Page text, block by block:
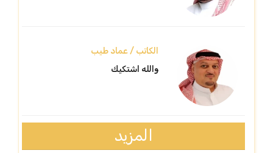
الكاتب / عماد طيب
والله اشتكيك
المزيد